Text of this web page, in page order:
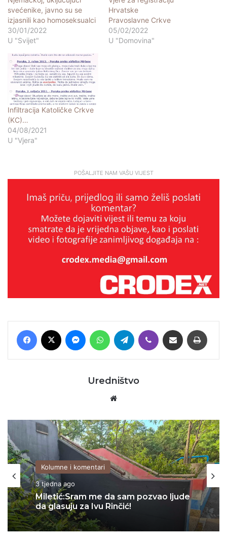
svećenike, javno su se
izjasnili kao homoseksualci
30/01/2022
U "Svijet"
Hrvatske
Pravoslavne Crkve
05/02/2022
U "Domovina"
Infiltracija Katoličke Crkve
(KC)…
04/08/2021
U "Vjera"
POŠALJITE NAM VAŠU VIJEST
Facebook MessengerWhatsAppTelegram Viber Podijeli putem E-maila
Uredništvo
Kolumne i komentari
3 tjedna ago
Kolumne i komentari
06/07/2026
Za Sedlarov ‘Vukovar’ nula, a ‘Svadbi’
stotine tisuća eura?